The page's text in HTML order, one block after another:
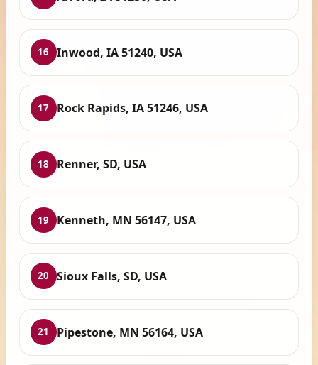
16 Inwood, IA 51240, USA
17 Rock Rapids, IA 51246, USA
18 Renner, SD, USA
19 Kenneth, MN 56147, USA
20 Sioux Falls, SD, USA
21 Pipestone, MN 56164, USA